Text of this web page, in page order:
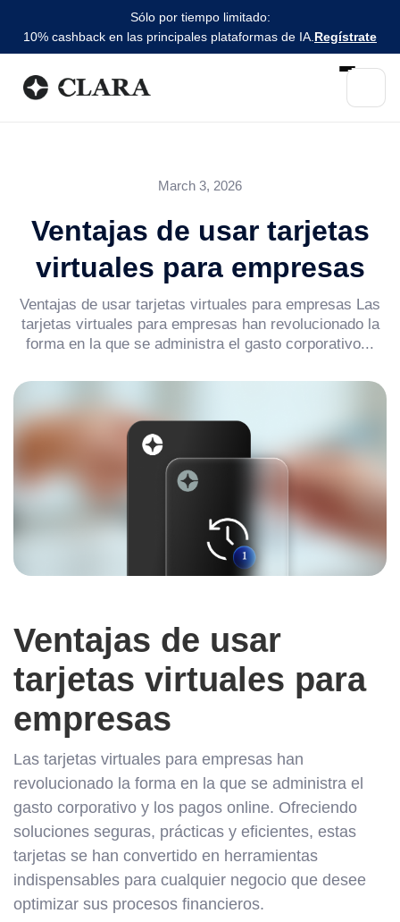
Sólo por tiempo limitado:
10% cashback en las principales plataformas de IA. Regístrate
March 3, 2026
Ventajas de usar tarjetas
virtuales para empresas
Ventajas de usar tarjetas virtuales para empresas Las
tarjetas virtuales para empresas han revolucionado la
forma en la que se administra el gasto corporativo...
Ventajas de usar
tarjetas virtuales para
empresas
Las tarjetas virtuales para empresas han
revolucionado la forma en la que se administra el
gasto corporativo y los pagos online. Ofreciendo
soluciones seguras, prácticas y eficientes, estas
tarjetas se han convertido en herramientas
indispensables para cualquier negocio que desee
optimizar sus procesos financieros.